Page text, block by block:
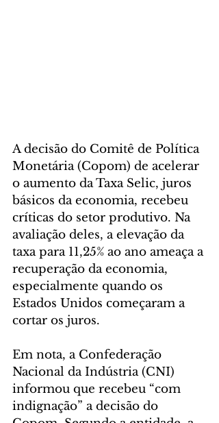
A decisão do Comitê de Política
Monetária (Copom) de acelerar
o aumento da Taxa Selic, juros
básicos da economia, recebeu
críticas do setor produtivo. Na
avaliação deles, a elevação da
taxa para 11,25% ao ano ameaça a
recuperação da economia,
especialmente quando os
Estados Unidos começaram a
cortar os juros.
Em nota, a Confederação
Nacional da Indústria (CNI)
informou que recebeu “com
indignação” a decisão do